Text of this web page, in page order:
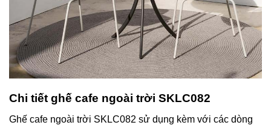
Chi tiết ghế cafe ngoài trời SKLC082
Ghế cafe ngoài trời SKLC082 sử dụng kèm với các dòng